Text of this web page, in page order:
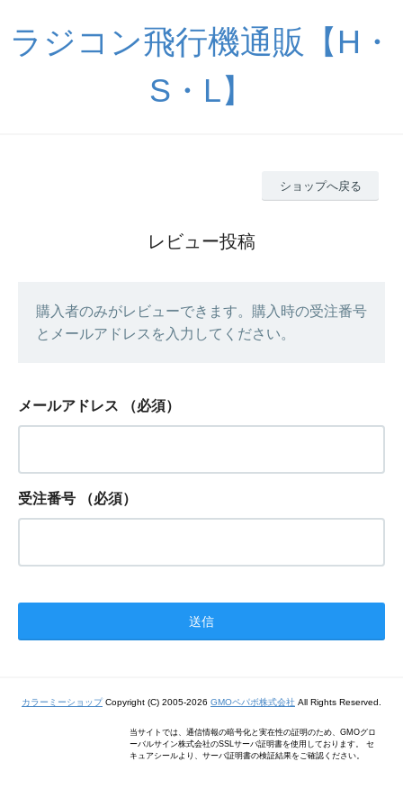
ラジコン飛行機通販【H・
S・L】
ショップへ戻る
レビュー投稿
購入者のみがレビューできます。購入時の受注番号
とメールアドレスを入力してください。
メールアドレス （必須）
受注番号 （必須）
カラーミーショップCopyright (C) 2005-2026 GMOペパボ株式会社 All Rights Reserved.
当サイトでは、通信情報の暗号化と実在性の証明のため、GMOグロ
ーバルサイン株式会社のSSLサーバ証明書を使用しております。 セ
キュアシールより、サーバ証明書の検証結果をご確認ください。